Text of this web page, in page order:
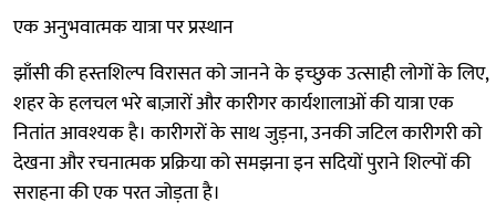
एक अनुभवात्मक यात्रा पर प्रस्थान
झाँसी की हस्तशिल्प विरासत को जानने के इच्छुक उत्साही लोगों के लिए,
शहर के हलचल भरे बाज़ारों और कारीगर कार्यशालाओं की यात्रा एक
नितांत आवश्यक है। कारीगरों के साथ जुड़ना, उनकी जटिल कारीगरी को
देखना और रचनात्मक प्रक्रिया को समझना इन सदियों पुराने शिल्पों की
सराहना की एक परत जोड़ता है।